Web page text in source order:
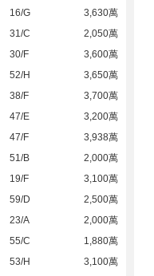
16/G
3,630萬
31/C
2,050萬
30/F
3,600萬
52/H
3,650萬
38/F
3,700萬
47/E
3,200萬
47/F
3,938萬
51/B
2,000萬
19/F
3,100萬
59/D
2,500萬
23/A
2,000萬
55/C
1,880萬
53/H
3,100萬